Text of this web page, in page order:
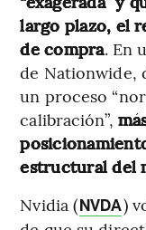
largo plazo, el
de compra. En
de Nationwide,
un proceso
calibración”,
estructural del
Nvidia (NVDA)